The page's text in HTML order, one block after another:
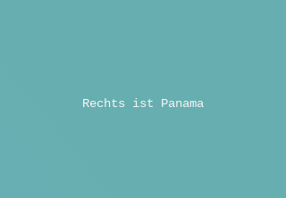
Rechts ist Panama